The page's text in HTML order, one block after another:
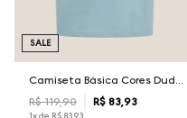
R$ 119,90 R$ 83, 93
1x de R$ 83,93
SALE